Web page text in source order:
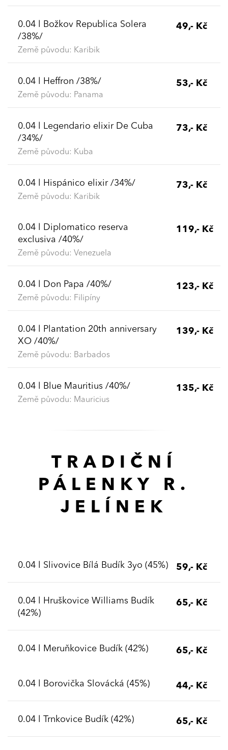
0.04 l Božkov Republica Solera
/38%/
Země původu: Karibik
49,- Kč
0.04 l Heffron /38%/
Země původu: Panama
53,- Kč
0.04 l Legendario elixir De Cuba
/34%/
Země původu: Kuba
73,- Kč
0.04 l Hispánico elixir /34%/
Země původu: Karibik
73,- Kč
0.04 l Diplomatico reserva
exclusiva /40%/
Země původu: Venezuela
119,- Kč
0.04 l Don Papa /40%/
Země původu: Filipíny
123,- Kč
0.04 l Plantation 20th anniversary
XO /40%/
Země původu: Barbados
139,- Kč
0.04 l Blue Mauritius /40%/
Země původu: Mauricius
135,- Kč
TRADIČNÍ
PÁLENKY R.
JELÍNEK
0.04 l Slivovice Bílá Budík 3yo (45%) 59,- Kč
0.04 l Hruškovice Williams Budík
(42%)
65,- Kč
0.04 l Meruňkovice Budík (42%) 65,- Kč
0.04 l Borovička Slovácká (45%) 44,- Kč
0.04 l Trnkovice Budík (42%) 65,- Kč